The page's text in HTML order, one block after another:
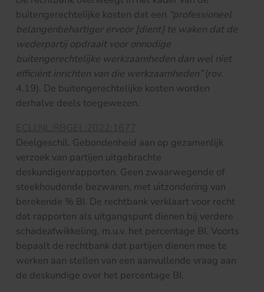
buitengerechtelijke kosten dat een “professioneel
belangenbehartiger ervoor [dient] te waken dat de
wederpartij opdraait voor onnodige
buitengerechtelijke werkzaamheden dan wel niet
efficiënt inrichten van die werkzaamheden”(rov.
4.19). De buitengerechtelijke kosten worden
derhalve deels toegewezen.
ECLI:NL:RBGEL:2022:1677
Deelgeschil. Gebondenheid aan op gezamenlijk
verzoek van partijen uitgebrachte
deskundigenrapporten. Geen zwaarwegende of
steekhoudende bezwaren, met uitzondering van
berekende % BI. De rechtbank verklaart voor recht
dat rapporten als uitgangspunt dienen bij verdere
schadeafwikkeling, m.u.v. het percentage BI. Voorts
bepaalt de rechtbank dat partijen dienen mee te
werken aan stellen van een aanvullende vraag aan
de deskundige over het percentage BI.